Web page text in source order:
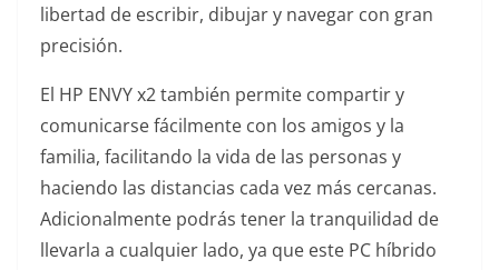
libertad de escribir, dibujar y navegar con gran
precisión.
El HP ENVY x2 también permite compartir y
comunicarse fácilmente con los amigos y la
familia, facilitando la vida de las personas y
haciendo las distancias cada vez más cercanas.
Adicionalmente podrás tener la tranquilidad de
llevarla a cualquier lado, ya que este PC híbrido